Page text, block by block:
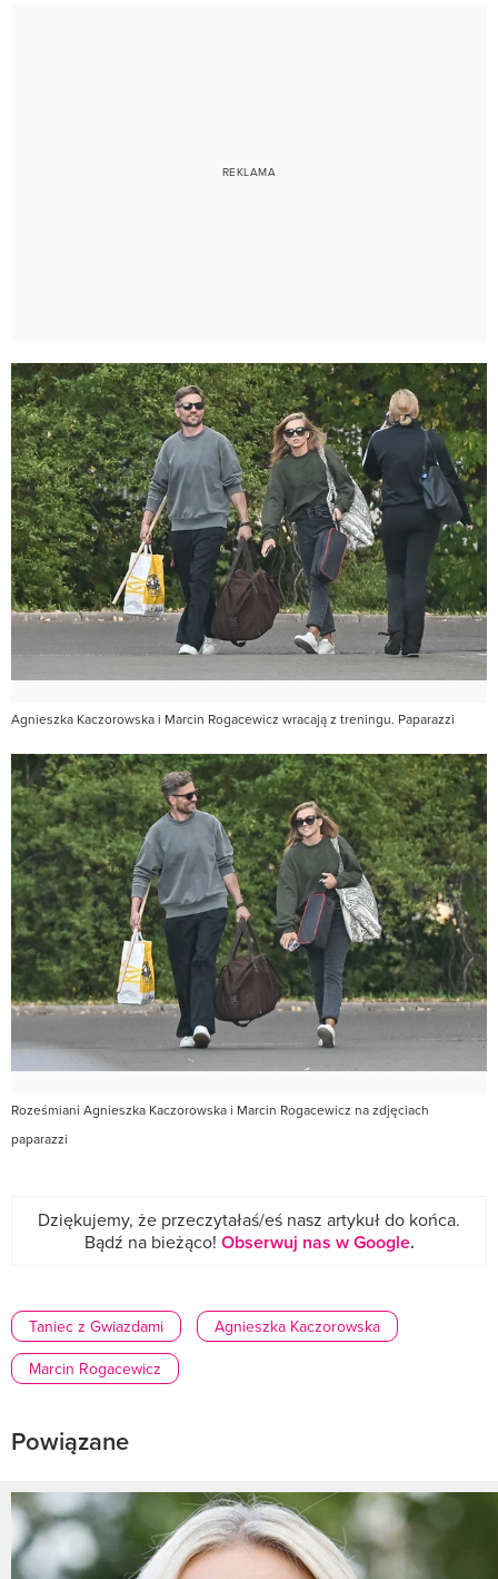
Agnieszka Kaczorowska i Marcin Rogacewicz wracają z treningu. Paparazzi
Roześmiani Agnieszka Kaczorowska i Marcin Rogacewicz na zdjęciach
paparazzi
Dziękujemy, że przeczytałaś/eś nasz artykuł do końca.
Bądź na bieżąco! Obserwuj nas w Google.
Taniec z Gwiazdami
Agnieszka Kaczorowska
Marcin Rogacewicz
Powiązane